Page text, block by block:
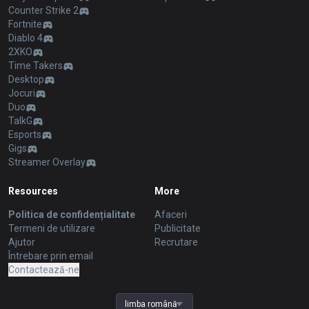
Counter Strike 2
Fortnite
Diablo 4
2XKO
Time Takers
Desktop
Jocuri
Duo
TalkG
Esports
Gigs
Streamer Overlay
Resources
Politica de confidențialitate
Termeni de utilizare
Ajutor
Întrebare prin email
Contactează-ne
More
Afaceri
Publicitate
Recrutare
limba română